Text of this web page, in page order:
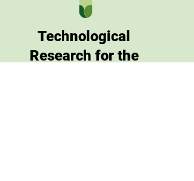
Technological
Research for the